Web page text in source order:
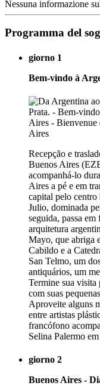
Nessuna informazione
Programma del
giorno 1
Bem-vindo à
Recepção e
Buenos Aires
acompanhá-lo
Aires a pé e em
capital pelo
Julio, dominada
seguida, passa
arquitetura
Mayo, que abriga
Cabildo e a
San Telmo, um
antiquários, um
Termine sua visita
com suas
Aproveite alguns
entre artistas
francófono
Selina Palermo
giorno 2
Buenos Aires -